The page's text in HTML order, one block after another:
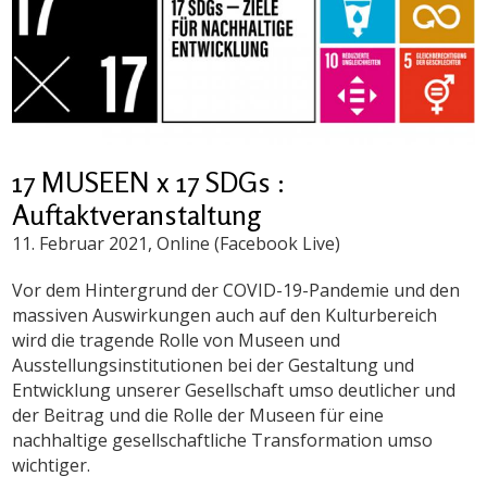
17 MUSEEN x 17 SDGs :
Auftaktveranstaltung
11. Februar 2021, Online (Facebook Live)
Vor dem Hintergrund der COVID-19-Pandemie und den
massiven Auswirkungen auch auf den Kulturbereich
wird die tragende Rolle von Museen und
Ausstellungsinstitutionen bei der Gestaltung und
Entwicklung unserer Gesellschaft umso deutlicher und
der Beitrag und die Rolle der Museen für eine
nachhaltige gesellschaftliche Transformation umso
wichtiger.